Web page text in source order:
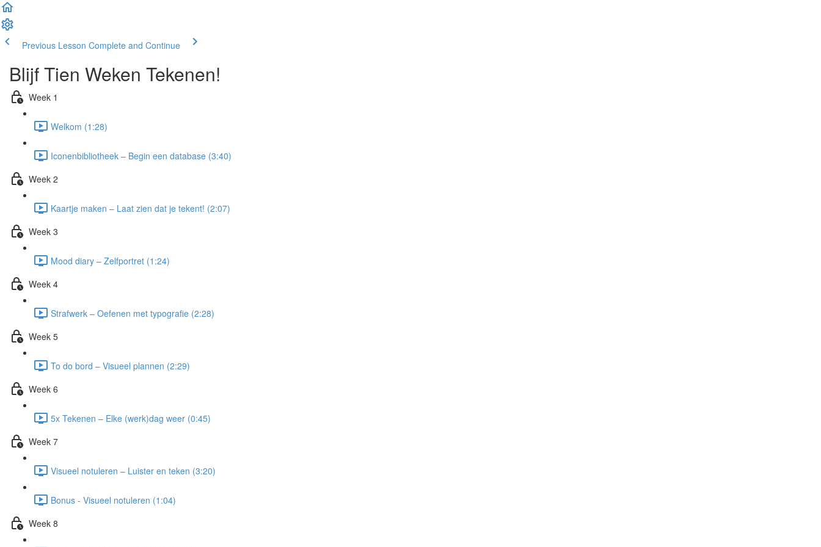
Previous Lesson Complete and Continue
Blijf Tien Weken Tekenen!
Week 1
Welkom (1:28)
Iconenbibliotheek – Begin een database (3:40)
Week 2
Kaartje maken – Laat zien dat je tekent! (2:07)
Week 3
Mood diary – Zelfportret (1:24)
Week 4
Strafwerk – Oefenen met typografie (2:28)
Week 5
To do bord – Visueel plannen (2:29)
Week 6
5x Tekenen – Elke (werk)dag weer (0:45)
Week 7
Visueel notuleren – Luister en teken (3:20)
Bonus - Visueel notuleren (1:04)
Week 8